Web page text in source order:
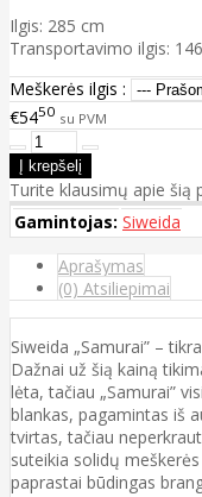
Ilgis: 285 cm
Transportavimo ilgis:
Meškerės ilgis :
€5450 su PVM
Turite klausimų apie šią
Gamintojas: Siweida
Aprašymas
(0) Atsiliepimai
Siweida „Samurai” –
Dažnai už šią kainą
lėta, tačiau „Samurai”
blankas, pagamintas iš
tvirtas, tačiau
suteikia solidų
paprastai būdingas